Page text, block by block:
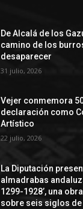
De Alcalá de los
camino de los
desaparecer
31 julio, 2026
Vejer conmemora
declaración como
Artístico
22 julio, 2026
La Diputación
almadrabas
1299-1928’, una
sobre seis siglos de